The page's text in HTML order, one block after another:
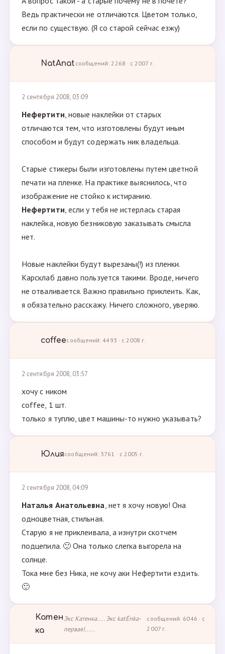
Ведь практически не отличаются. Цветом только,
если по существую. (Я со старой сейчас езжу)
NatAnat сообщений: 2268 · с 2007 г.
2 сентября 2008, 03:09
Нефертити, новые наклейки от старых
отличаются тем, что изготовлены будут иным
способом и будут содержать ник владельца.
Старые стикеры были изготовлены путем цветной
печати на пленке. На практике выяснилось, что
изображение не стойко к истиранию.
Нефертити, если у тебя не истерлась старая
наклейка, новую безниковую заказывать смысла
нет.
Новые наклейки будут вырезаны(!) из пленки.
Карсклаб давно пользуется такими. Вроде, ничего
не отваливается. Важно правильно приклеить. Как,
я обязательно расскажу. Ничего сложного, уверяю.
coffeeсообщений: 4493 · с 2008 г.
2 сентября 2008, 03:57
хочу с ником
coffee, 1 шт.
только я туплю, цвет машины-то нужно указывать?
Юлиясообщений: 3761 · с 2005 г.
2 сентября 2008, 04:09
Наталья Анатольевна, нет я хочу новую! Она
одноцветная, стильная.
Старую я не приклеивала, а изнутри скотчем
подцепила. 🙂 Она только слегка выгорела на
солнце.
Тока мне без Ника, не кочу аки Нефертити ездить.
🙂
Катен
ка
Экс Катенка.... Экс katЁnka-
первая!.....
сообщений: 6046 · с
2007 г.